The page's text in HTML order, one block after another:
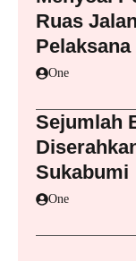
Ruas
One
Sejumlah
Sukabumi
One